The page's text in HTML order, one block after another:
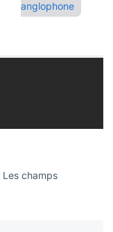
anglophone
Les champs